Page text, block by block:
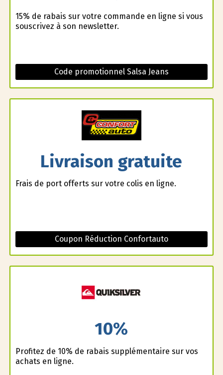
15% de rabais sur votre commande en ligne si vous
souscrivez à son newsletter.
Code promotionnel Salsa Jeans
Livraison gratuite
Frais de port offerts sur votre colis en ligne.
Coupon Réduction Confortauto
10%
Profitez de 10% de rabais supplémentaire sur vos
achats en ligne.